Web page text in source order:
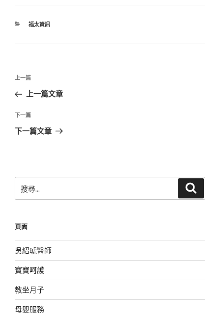
分
福太資訊
文
導
覽
上
一
文
章
上一篇
上一篇文章
下
一
下一篇
下一篇文章
尋
字:
頁面
吳紹琥醫師
寶寶呵護
教坐月子
母嬰服務